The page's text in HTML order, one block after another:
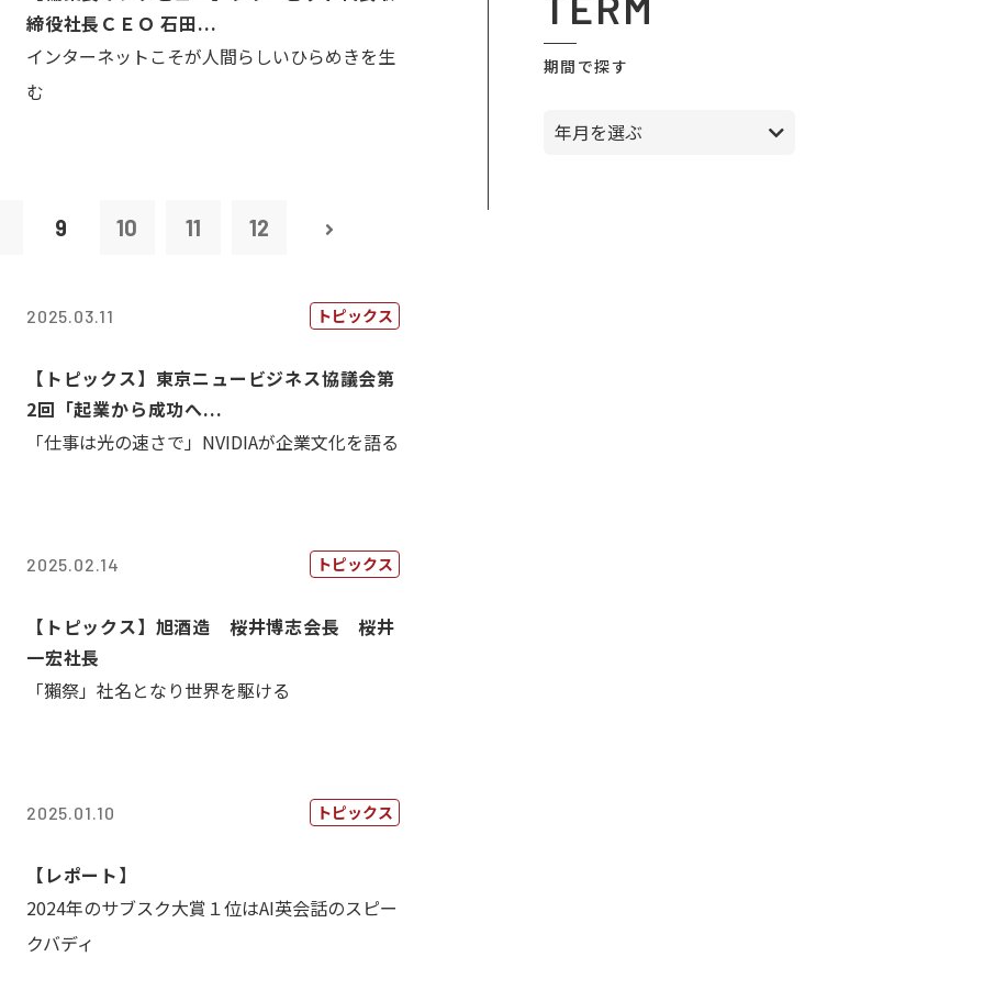
締役社長ＣＥＯ 石田...
インターネットこそが人間らしいひらめきを生
む
9 10 11 12
2025.03.11 トピックス
【トピックス】東京ニュービジネス協議会第
2回「起業から成功へ...
「仕事は光の速さで」NVIDIAが企業文化を語る
2025.02.14 トピックス
【トピックス】旭酒造 桜井博志会長 桜井
一宏社長
「獺祭」社名となり世界を駆ける
2025.01.10 トピックス
【レポート】
2024年のサブスク大賞１位はAI英会話のスピー
クバディ
期間で探す
年月を選ぶ